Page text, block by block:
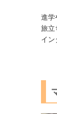
進学
旅立
イ